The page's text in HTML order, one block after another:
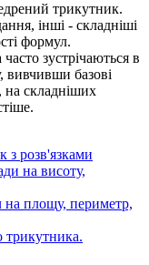
трикутник.
інші - складніші
формул.
зустрічаються в
вивчивши базові
на складніших
з розв'язками
на висоту,
на площу, периметр,
трикутника.